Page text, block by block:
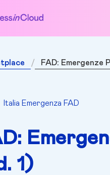
FAD: Emergenze
Italia Emergenza FAD
1)